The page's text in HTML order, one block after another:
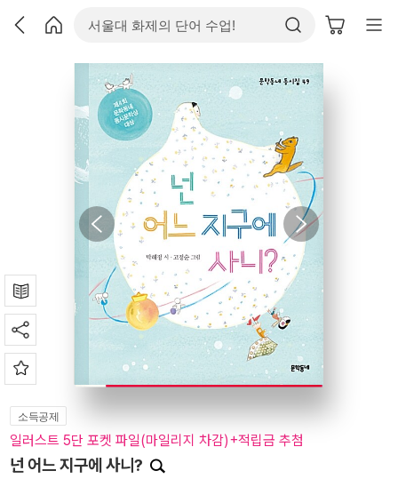
소득공제
일러스트 5단 포켓 파일(마일리지 차감)+적립금 추첨
넌 어느 지구에 사니?